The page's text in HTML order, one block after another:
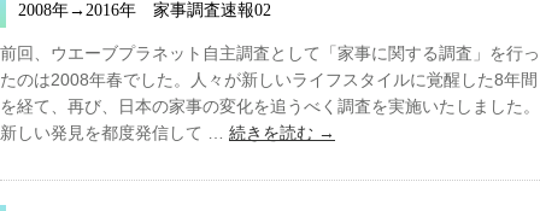
2008年→2016年 家事調査速報02
前回、ウエーブプラネット自主調査として「家事に関する調査」を行っ
たのは2008年春でした。人々が新しいライフスタイルに覚醒した8年間
を経て、再び、日本の家事の変化を追うべく調査を実施いたしました。
新しい発見を都度発信して … 続きを読む →